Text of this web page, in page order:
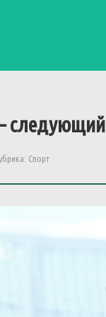
следующий
Спорт